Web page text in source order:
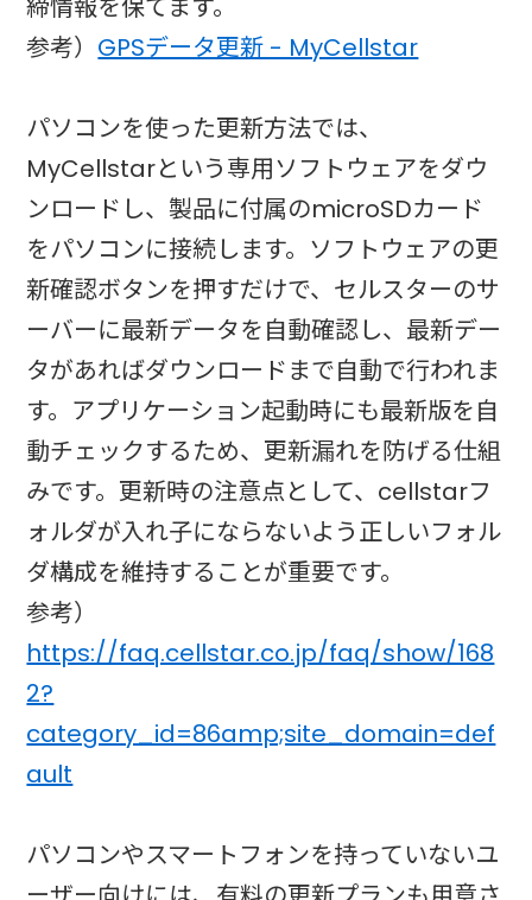
締情報を保てます。
参考） GPSデータ更新 - MyCellstar
パソコンを使った更新方法では、
MyCellstarという専用ソフトウェアをダウ
ンロードし、製品に付属のmicroSDカード
をパソコンに接続します。ソフトウェアの更
新確認ボタンを押すだけで、セルスターのサ
ーバーに最新データを自動確認し、最新デー
タがあればダウンロードまで自動で行われま
す。アプリケーション起動時にも最新版を自
動チェックするため、更新漏れを防げる仕組
みです。更新時の注意点として、cellstarフ
ォルダが入れ子にならないよう正しいフォル
ダ構成を維持することが重要です。
参考）
https://faq.cellstar.co.jp/faq/show/168
2?
category_id=86amp;site_domain=def
ault
パソコンやスマートフォンを持っていないユ